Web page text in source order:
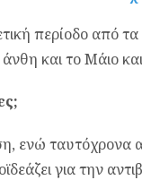
περίοδο από
και το Μάιο
ενώ ταυτόχρονα
για την